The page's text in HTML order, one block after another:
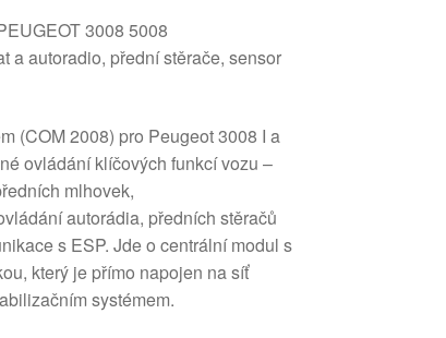
3008 5008
a autoradio, přední stěrače, sensor
(COM 2008) pro Peugeot 3008 I a
ovládání klíčových funkcí vozu –
mlhovek,
autorádia, předních stěračů
s ESP. Jde o centrální modul s
který je přímo napojen na síť
systémem.